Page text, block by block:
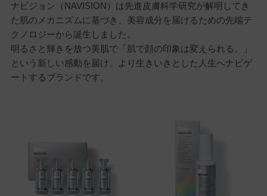
ナビジョン（NAVISION）は先進皮膚科学研究が解明してき
た肌のメカニズムに基づき、美容成分を届けるための先端テ
クノロジーから誕生しました。
明るさと輝きを放つ美肌で「肌で顔の印象は変えられる。」
という新しい感動を届け、より生きいきとした人生へナビゲ
ートするブランドです。